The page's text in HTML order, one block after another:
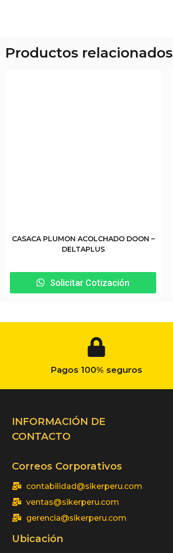
Productos relacionados
CASACA PLUMON ACOLCHADO DOON –
DELTAPLUS
Solicitar Cotización
Pagos 100% seguros
INFORMACIÓN DE
CONTACTO
Correos Corporativos
contabilidad@sikerperu.com
ventas@sikerperu.com
gerencia@sikerperu.com
Ubicación